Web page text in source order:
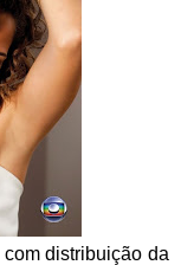
distribuição da